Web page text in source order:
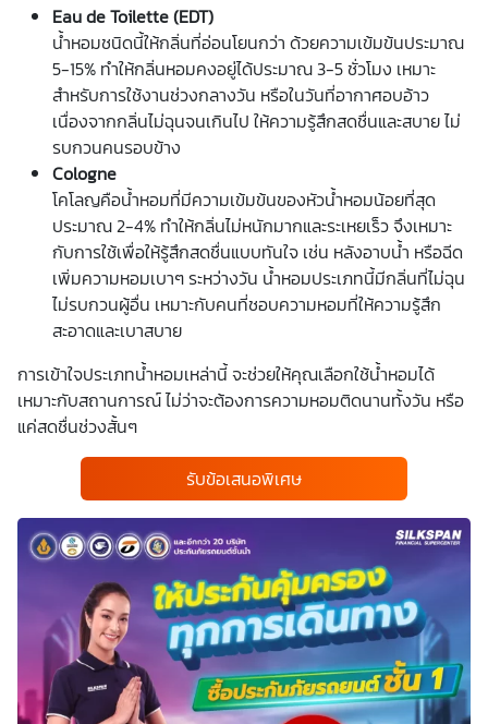
Eau de Toilette (EDT)
น้ำหอมชนิดนี้ให้กลิ่นที่อ่อนโยนกว่า ด้วยความเข้มข้นประมาณ
5-15% ทำให้กลิ่นหอมคงอยู่ได้ประมาณ 3-5 ชั่วโมง เหมาะ
สำหรับการใช้งานช่วงกลางวัน หรือในวันที่อากาศอบอ้าว
เนื่องจากกลิ่นไม่ฉุนจนเกินไป ให้ความรู้สึกสดชื่นและสบาย ไม่
รบกวนคนรอบข้าง
Cologne
โคโลญคือน้ำหอมที่มีความเข้มข้นของหัวน้ำหอมน้อยที่สุด
ประมาณ 2-4% ทำให้กลิ่นไม่หนักมากและระเหยเร็ว จึงเหมาะ
กับการใช้เพื่อให้รู้สึกสดชื่นแบบทันใจ เช่น หลังอาบน้ำ หรือฉีด
เพิ่มความหอมเบาๆ ระหว่างวัน น้ำหอมประเภทนี้มีกลิ่นที่ไม่ฉุน
ไม่รบกวนผู้อื่น เหมาะกับคนที่ชอบความหอมที่ให้ความรู้สึก
สะอาดและเบาสบาย
การเข้าใจประเภทน้ำหอมเหล่านี้ จะช่วยให้คุณเลือกใช้น้ำหอมได้
เหมาะกับสถานการณ์ ไม่ว่าจะต้องการความหอมติดนานทั้งวัน หรือ
แค่สดชื่นช่วงสั้นๆ
รับข้อเสนอพิเศษ